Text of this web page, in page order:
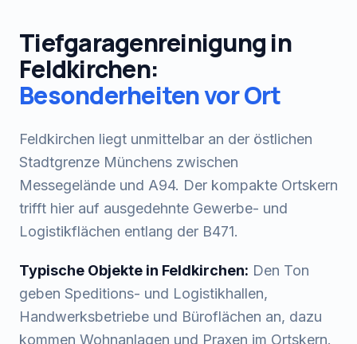
Tiefgaragenreinigungin
Feldkirchen:
Besonderheiten vor Ort
Feldkirchen liegt unmittelbar an der östlichen
Stadtgrenze Münchens zwischen
Messegelände und A94. Der kompakte Ortskern
trifft hier auf ausgedehnte Gewerbe- und
Logistikflächen entlang der B471.
Typische Objekte in Feldkirchen: Den Ton
geben Speditions- und Logistikhallen,
Handwerksbetriebe und Büroflächen an, dazu
kommen Wohnanlagen und Praxen im Ortskern.